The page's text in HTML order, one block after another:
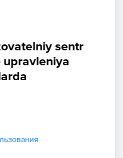
sentr